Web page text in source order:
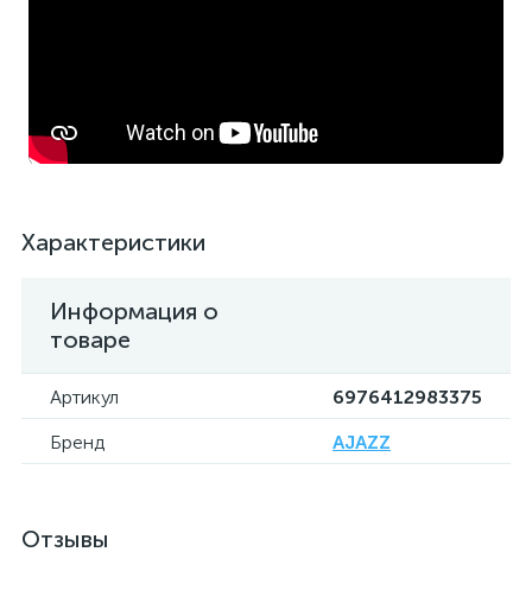
Характеристики
Информация о
товаре
Артикул
6976412983375
Бренд
AJAZZ
Отзывы